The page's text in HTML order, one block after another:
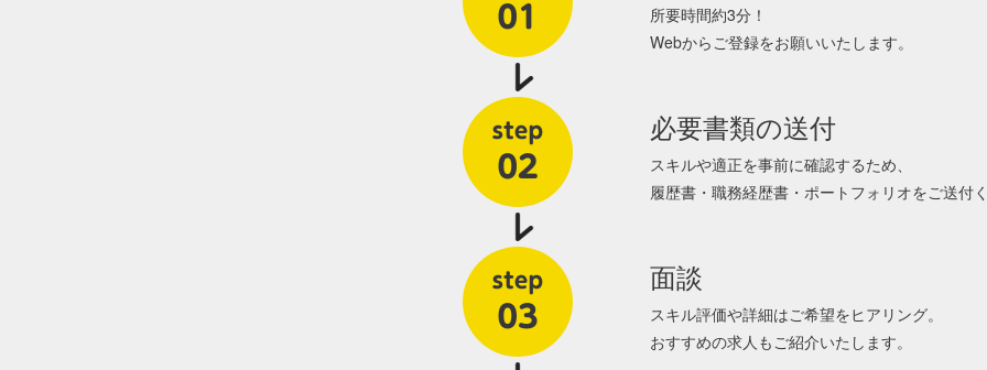
所要時間約3分！
Webからご登録をお願いいたします。
必要書類の送付
スキルや適正を事前に確認するため、
履歴書・職務経歴書・ポートフォリオをご送付く
面談
スキル評価や詳細はご希望をヒアリング。
おすすめの求人もご紹介いたします。